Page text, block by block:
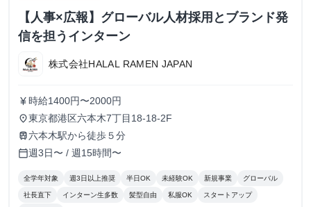
【人事×広報】グローバル人材採用とブランド発
信を担うインターン
株式会社HALAL RAMEN JAPAN
currency_yen 時給1400円〜2000円
place東京都港区六本木7丁目18-18-2F
train六本木駅から徒歩５分
calendar_today週3日〜 / 週15時間〜
全学年対象 週3日以上推奨 半日OK 未経験OK 新規事業 グローバル
社長直下 インターン生多数 髪型自由 私服OK スタートアップ